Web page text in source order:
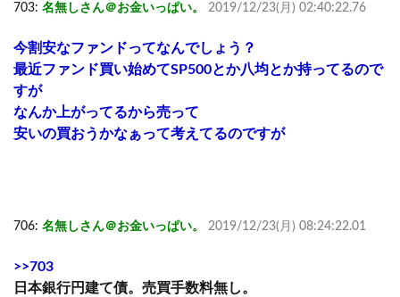
703: 名無しさん＠お金いっぱい。 2019/12/23(月) 02:40:22.76
今割安なファンドってなんでしょう？
最近ファンド買い始めてSP500とか八均とか持ってるので
すが
なんか上がってるから売って
安いの買おうかなぁって考えてるのですが
706: 名無しさん＠お金いっぱい。 2019/12/23(月) 08:24:22.01
>>703
日本銀行円建て債。売買手数料無し。